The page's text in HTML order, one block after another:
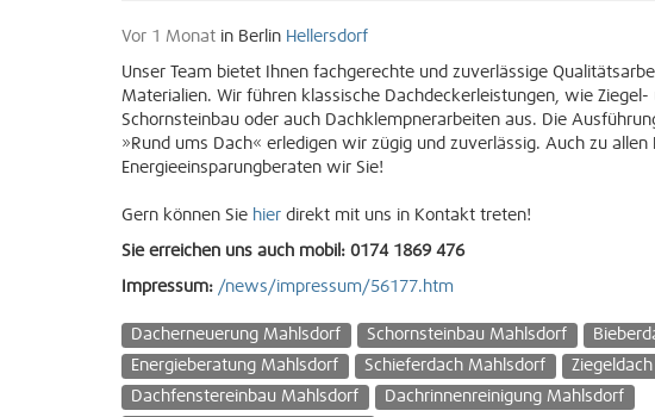
Vor 1 Monat in Berlin Hellersdorf
Unser Team bietet Ihnen fachgerechte und zuverlässige
Materialien. Wir führen klassische Dachdeckerleistungen, wie Ziegel-
Schornsteinbau oder auch Dachklempnerarbeiten aus. Die
»Rund ums Dach« erledigen wir zügig und zuverlässig. Auch zu allen
Energieeinsparungberaten wir Sie!
Gern können Sie hier direkt mit uns in Kontakt treten!
Sie erreichen uns auch mobil: 0174 1869 476
Impressum: /news/impressum/56177.htm
Dacherneuerung Mahlsdorf Schornsteinbau Mahlsdorf
Energieberatung Mahlsdorf
Schieferdach Mahlsdorf
Dachfenstereinbau Mahlsdorf
Dachrinnenreinigung Mahlsdorf